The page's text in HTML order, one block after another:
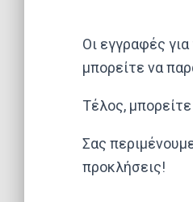
Οι εγγραφές
μπορείτε να
Τέλος, μπορείτε
Σας
προκλήσεις!